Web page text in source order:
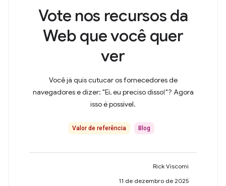
Vote nos recursos da
Web que você quer
ver
Você já quis cutucar os fornecedores de
navegadores e dizer: "Ei, eu preciso disso!"? Agora
isso é possível.
Valor de referência Blog
Rick Viscomi
11 de dezembro de 2025